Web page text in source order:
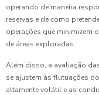
operando de maneira
reservas e de como
operações que minimizem
de áreas exploradas.
Além disso, a avaliação
se ajustem às flutuações
altamente volátil e as